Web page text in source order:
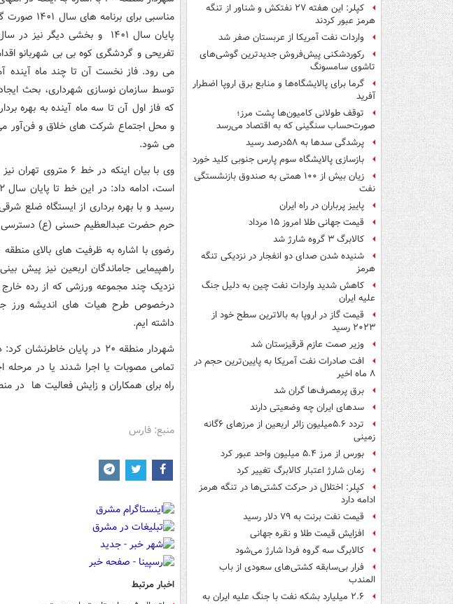
کپلر: این هفته ۲۷ نفتکش و شناور از تنگه
هرمز عبور کردند
واردات نفت آمریکا از عربستان صفر شد
رکوردشکنی پیش‌فروش جدیدترین گوشی‌های
تاشوی سامسونگ
گرما برای پالایشگاه‌ها و منابع برق اروپا اضطرار
آفرید
توقف طولانی کامیون‌ها پشت مرز؛
صورت‌حساب سنگینی که به اقتصاد می‌رسد
پرشدگی سدها به ۵۸درصد رسید
بازسازی پالایشگاه سوم پارس جنوبی کلید خورد
زیان بیش از ۱۰۰ همتی به صندوق‌ بازنشستگی
نفت
پاییز پرباران در راه ایران
قیمت جهانی طلا امروز ۱۵ مرداد
کالابرگ ۳ گروه شارژ شد
شنیده شدن صدای دو انفجار در نزدیکی تنگه
هرمز
کاهش شدید واردات نفت چین به دلیل جنگ
علیه ایران
قیمت گاز در اروپا به بالاترین سطح خود از
۲۰۲۳ رسید
وزیر صمت عازم قرقیزستان شد
افت صادرات نفت آمریکا به پایین‌ترین حجم در
۸ ماه اخیر
برق پرمصرف‌ها گران شد
سدهای ایران چه وضعیتی دارند
تردد ۵.۶میلیون زائر اربعین از مرزهای ۶گانه
زمینی
بورس از مرز ۵.۴ میلیون واحد عبور کرد
زمان شارژ اعتبار کالابرگ تغییر کرد
کپلر: اختلال در حرکت کشتی‌ها در تنگه هرمز
ادامه دارد
قیمت نفت برنت به ۷۹ دلار رسید
افزایش قیمت طلا و نقره جهانی
کالابرگ سه گروه فردا شارژ می‌شود
فرار بی‌سابقه کشتی‌های سعودی از باب
المندب
۲.۶ میلیارد بشکه نفت با جنگ علیه ایران به
مناسبی
پایان سال ۱۴۰۱ و بخشی
تفریحی و گردشگری کوه بی بی شهربانو
می رود. فاز نخست آن تا چند ماه آینده
توسط سازمان نوسازی شهرداری، بحث
که فاز اول آن تا سه ماه آینده به بهره
و محل اجتماع شرکت های خلاق و فن‌آور
می شود.
وی با بیان اینکه در
رسید و با بهره برداری از ایستگاه ضلع
حرم حضرت عبدالعظیم حسنی (ع) دسترسی
راهپیمایی جاماندگان اربعین نیز پیش
نزدیک چند مجموعه ورزشی که از رده
درخصوص طرح هیات های اندیشه ورز
داشته ایم.
تمامی مصوبات یا اجرا شدند یا در
راه برای همکاران و زایش فعالیت ها در
منبع: فارس
اخبار مرتبط